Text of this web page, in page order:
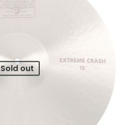
Sold out